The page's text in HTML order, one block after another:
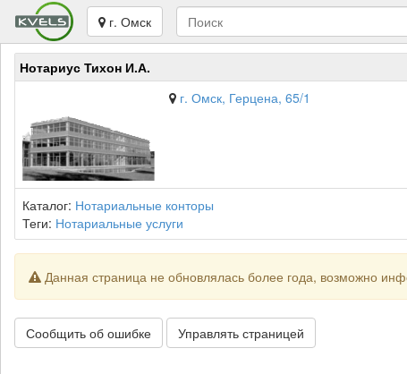
г. Омск
Нотариус Тихон И.А.
г. Омск, Герцена, 65/1
Каталог: Нотариальные конторы
Теги: Нотариальные услуги
Данная страница не обновлялась более года, возможно
Сообщить об ошибке Управлять страницей